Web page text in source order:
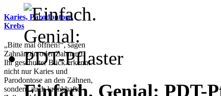
Karies, Parodontose,
Krebs
„Bitte mal öffnen!“, sagen
Zahnärztin oder Zahnarzt.
Ihr geschulter Blick erkennt
nicht nur Karies und
Parodontose an den Zähnen,
sondern auch krankhafte
Einfach. Genial: PDT-